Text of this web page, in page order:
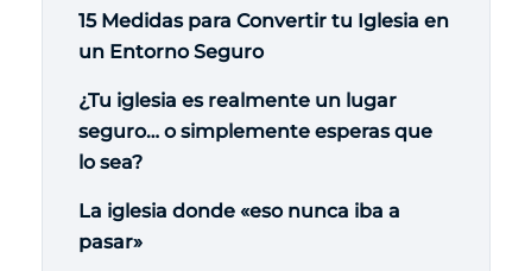
15 Medidas para Convertir tu Iglesia en
un Entorno Seguro
¿Tu iglesia es realmente un lugar
seguro… o simplemente esperas que
lo sea?
La iglesia donde «eso nunca iba a
pasar»